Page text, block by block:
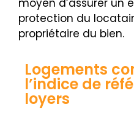
moyen d’assurer un
protection du
propriétaire du bien.
Logements
l’indice de
loyers